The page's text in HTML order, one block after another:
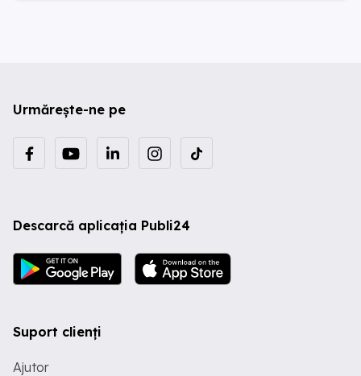
Urmărește-ne pe
Descarcă aplicația Publi24
Suport clienți
Ajutor